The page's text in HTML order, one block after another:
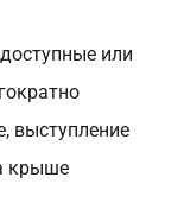
или
выступление
крыше